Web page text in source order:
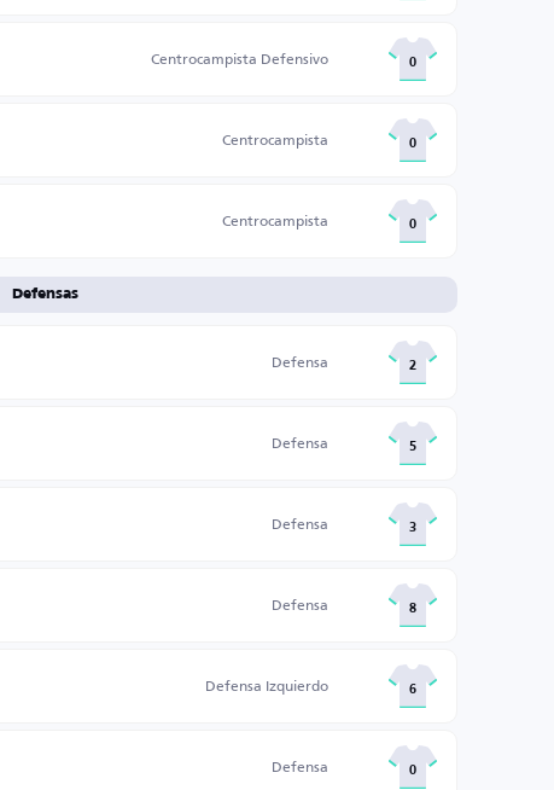
Centrocampista Defensivo 0
Centrocampista 0
Centrocampista 0
Defensas
Defensa 2
Defensa 5
Defensa 3
Defensa 8
Defensa Izquierdo 6
Defensa 0